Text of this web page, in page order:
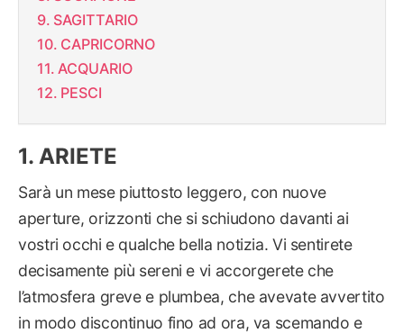
SAGITTARIO
CAPRICORNO
ACQUARIO
PESCI
ARIETE
Sarà un mese piuttosto leggero, con nuove
aperture, orizzonti che si schiudono davanti ai
vostri occhi e qualche bella notizia. Vi sentirete
decisamente più sereni e vi accorgerete che
l’atmosfera greve e plumbea, che avevate avvertito
in modo discontinuo fino ad ora, va scemando e